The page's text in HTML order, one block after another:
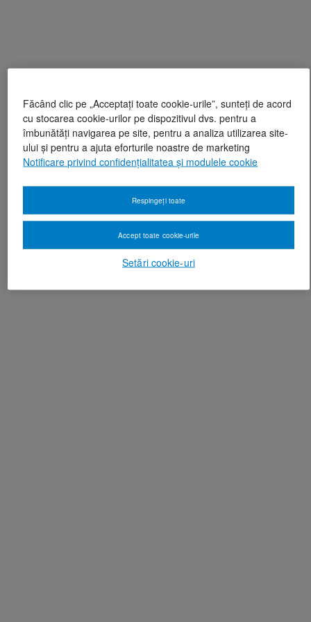
Făcând clic pe „Acceptați toate cookie-urile”, sunteți de acord
cu stocarea cookie-urilor pe dispozitivul dvs. pentru a
îmbunătăți navigarea pe site, pentru a analiza utilizarea site-
ului și pentru a ajuta eforturile noastre de marketing
Notificare privind confidențialitatea și modulele cookie
Setări cookie-uri
Respingeți toate
Accept toate cookie-urile